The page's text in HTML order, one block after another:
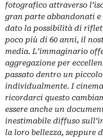
fotografico attraverso
gran parte abbandonati e
dato la possibilità di
poco più di 60 anni, il
media. L’immaginario
aggregazione per
passato dentro un
individualmente. I
ricordarci questo
essere anche un
inestimabile diffuso
la loro bellezza, seppure